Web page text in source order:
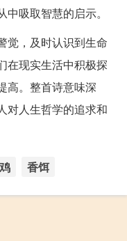
吸取智慧的启示。
觉，及时认识到生命
在现实生活中积极探
高。整首诗意味深
对人生哲学的追求和
香饵